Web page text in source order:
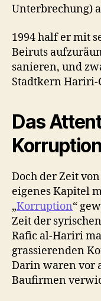
Unterbrechung)
1994 half er mit
Beiruts
sanieren, und
Stadtkern
Das
Korruption
Doch der Zeit
eigenes Kapitel
„Korruption“
Zeit der
Rafic al-Hariri
grassierenden
Darin waren vor
Baufirmen